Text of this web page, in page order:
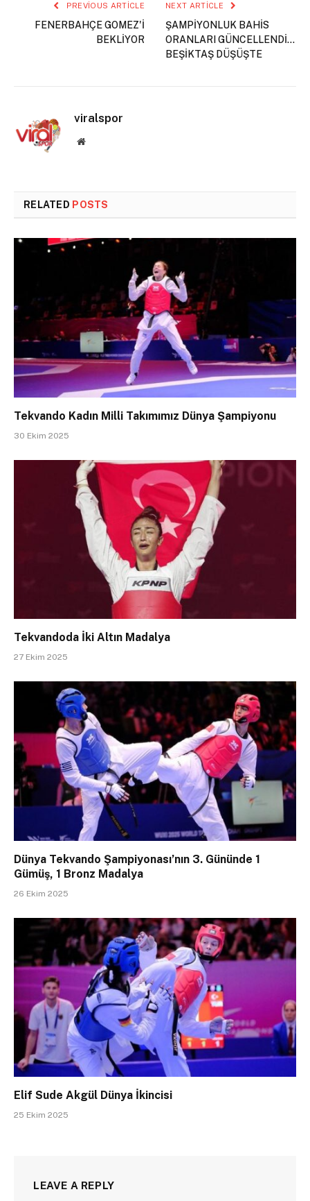
PREVIOUS ARTICLE
FENERBAHÇE GOMEZ'İ
BEKLİYOR
NEXT ARTICLE
ŞAMPİYONLUK BAHİS
ORANLARI GÜNCELLENDİ…
BEŞİKTAŞ DÜŞÜŞTE
viralspor
Website
RELATED POSTS
Tekvando Kadın Milli Takımımız Dünya Şampiyonu
30 Ekim 2025
Tekvandoda İki Altın Madalya
27 Ekim 2025
Dünya Tekvando Şampiyonası’nın 3. Gününde 1
Gümüş, 1 Bronz Madalya
26 Ekim 2025
Elif Sude Akgül Dünya İkincisi
25 Ekim 2025
LEAVE A REPLY